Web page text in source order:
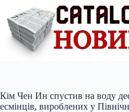
вмісту
Кім Чен Ин спустив на воду
есмінців, вироблених у